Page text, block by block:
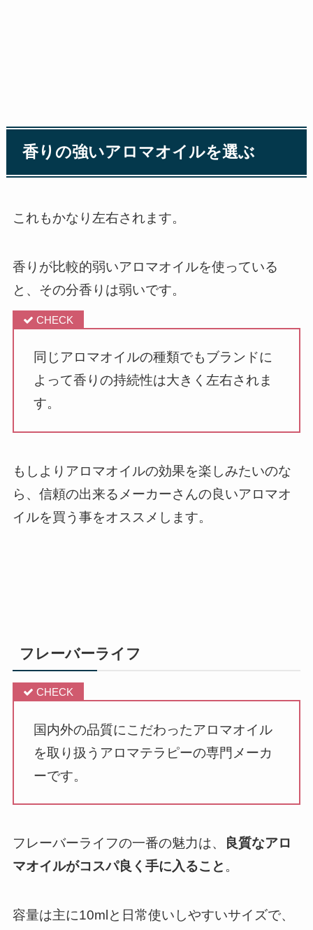
香りの強いアロマオイルを選ぶ
これもかなり左右されます。
香りが比較的弱いアロマオイルを使っている
と、その分香りは弱いです。
同じアロマオイルの種類でもブランドに
よって香りの持続性は大きく左右されま
す。
もしよりアロマオイルの効果を楽しみたいのな
ら、信頼の出来るメーカーさんの良いアロマオ
イルを買う事をオススメします。
フレーバーライフ
国内外の品質にこだわったアロマオイル
を取り扱うアロマテラピーの専門メーカ
ーです。
フレーバーライフの一番の魅力は、
良質なアロ
マオイルがコスパ良く手に入ること 。
容量は主に10mlと日常使いしやすいサイズで、